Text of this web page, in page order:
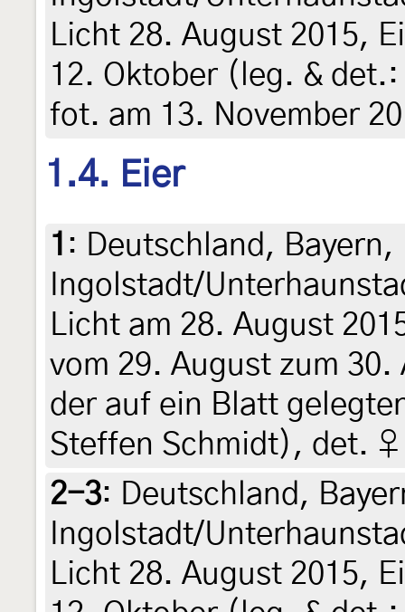
Licht 28. August 2015,
12. Oktober (leg. &
fot. am 13. November
1.4. Eier
1 : Deutschland, Bayern,
Ingolstadt/
Licht am 28. August
vom 29. August zum
der auf ein Blatt
Steffen Schmidt), det.
2-3: Deutschland,
Ingolstadt/
Licht 28. August 2015,